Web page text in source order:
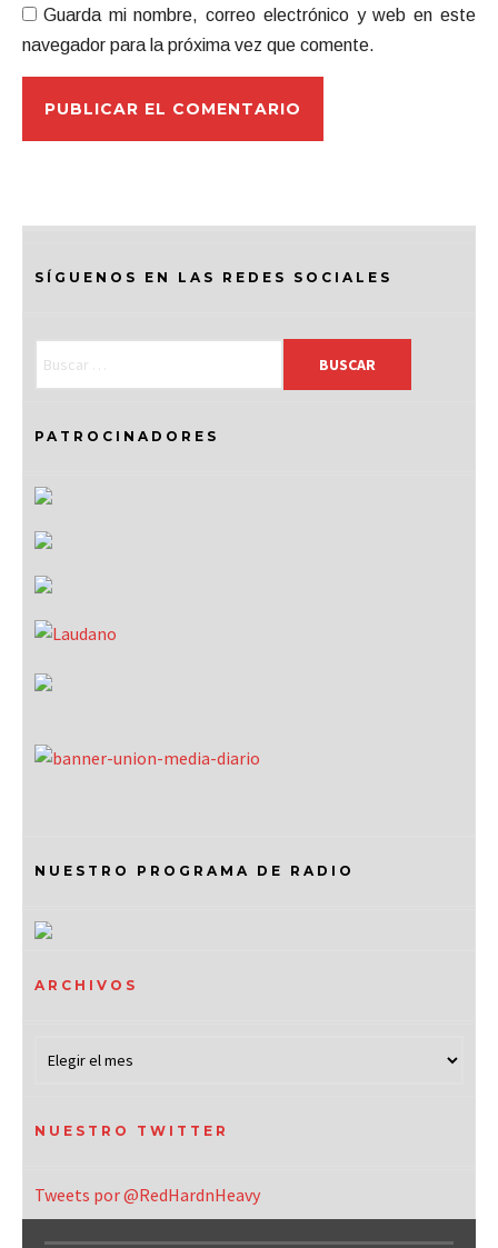
Guarda mi nombre, correo electrónico y web en este
navegador para la próxima vez que comente.
SÍGUENOS EN LAS REDES SOCIALES
PATROCINADORES
NUESTRO PROGRAMA DE RADIO
ARCHIVOS
NUESTRO TWITTER
Tweets por @RedHardnHeavy